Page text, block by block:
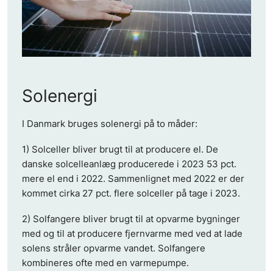
Solenergi
I Danmark bruges solenergi på to måder:
1) Solceller bliver brugt til at producere el. De
danske solcelleanlæg producerede i 2023 53 pct.
mere el end i 2022. Sammenlignet med 2022 er der
kommet cirka 27 pct. flere solceller på tage i 2023.
2) Solfangere bliver brugt til at opvarme bygninger
med og til at producere fjernvarme med ved at lade
solens stråler opvarme vandet. Solfangere
kombineres ofte med en varmepumpe.